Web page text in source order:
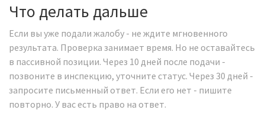
Что делать дальше
Если вы уже подали жалобу - не ждите мгновенного
результата. Проверка занимает время. Но не оставайтесь
в пассивной позиции. Через 10 дней после подачи -
позвоните в инспекцию, уточните статус. Через 30 дней -
запросите письменный ответ. Если его нет - пишите
повторно. У вас есть право на ответ.